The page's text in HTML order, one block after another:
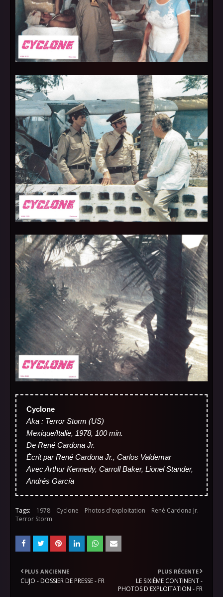
Cyclone
Aka : Terror Storm (US)
Mexique/Italie, 1978, 100 min.
De René Cardona Jr.
Écrit par René Cardona Jr., Carlos Valdemar
Avec Arthur Kennedy, Carroll Baker, Lionel Stander,
Andrés García
Tags: 1978 Cyclone Photos d'exploitation
René Cardona Jr.
Terror Storm
PLUS RÉCENTE
LE SIXIÈME CONTINENT -
PHOTOS D'EXPLOITATION - FR
PLUS ANCIENNE
CUJO - DOSSIER DE PRESSE - FR